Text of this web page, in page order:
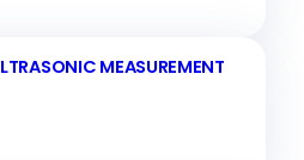
MEASUREMENT